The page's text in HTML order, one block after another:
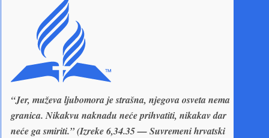
“Jer, muževa ljubomora je strašna, njegova osveta nema
granica. Nikakvu naknadu neće prihvatiti, nikakav dar
neće ga smiriti.” (Izreke 6,34.35 — Suvremeni hrvatski